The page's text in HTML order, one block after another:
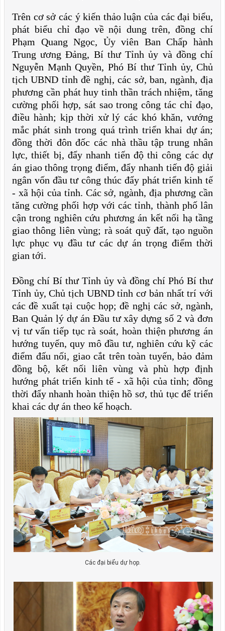
Trên cơ sở các ý kiến thảo luận của các đại biểu,
phát biểu chỉ đạo về nội dung trên, đồng chí
Phạm Quang Ngọc, Ủy viên Ban Chấp hành
Trung ương Đảng, Bí thư Tỉnh ủy và đồng chí
Nguyễn Mạnh Quyền, Phó Bí thư Tỉnh ủy, Chủ
tịch UBND tỉnh đề nghị, các sở, ban, ngành, địa
phương cần phát huy tinh thần trách nhiệm, tăng
cường phối hợp, sát sao trong công tác chỉ đạo,
điều hành; kịp thời xử lý các khó khăn, vướng
mắc phát sinh trong quá trình triển khai dự án;
đồng thời đôn đốc các nhà thầu tập trung nhân
lực, thiết bị, đẩy nhanh tiến độ thi công các dự
án giao thông trọng điểm, đẩy nhanh tiến độ giải
ngân vốn đầu tư công thúc đẩy phát triển kinh tế
- xã hội của tỉnh. Các sở, ngành, địa phương cần
tăng cường phối hợp với các tỉnh, thành phố lân
cận trong nghiên cứu phương án kết nối hạ tầng
giao thông liên vùng; rà soát quỹ đất, tạo nguồn
lực phục vụ đầu tư các dự án trọng điểm thời
gian tới.
Đồng chí Bí thư Tỉnh ủy và đồng chí Phó Bí thư
Tỉnh ủy, Chủ tịch UBND tỉnh cơ bản nhất trí với
các đề xuất tại cuộc họp; đề nghị các sở, ngành,
Ban Quản lý dự án Đầu tư xây dựng số 2 và đơn
vị tư vấn tiếp tục rà soát, hoàn thiện phương án
hướng tuyến, quy mô đầu tư, nghiên cứu kỹ các
điểm đấu nối, giao cắt trên toàn tuyến, bảo đảm
đồng bộ, kết nối liên vùng và phù hợp định
hướng phát triển kinh tế - xã hội của tỉnh; đồng
thời đẩy nhanh hoàn thiện hồ sơ, thủ tục để triển
khai các dự án theo kế hoạch.
Các đại biểu dự họp.